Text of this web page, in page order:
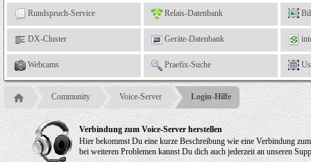
Rundspruch-Service Relais-Datenbank
DX-Cluster Geräte-Datenbank
Webcams Praefix-Suche
Community Voice-Server Login-Hilfe
Verbindung zum Voice-Server herstellen
Hier bekommst Du eine kurze Beschreibung wie eine Verbindung
bei weiteren Problemen kannst Du dich auch jederzeit an unseren